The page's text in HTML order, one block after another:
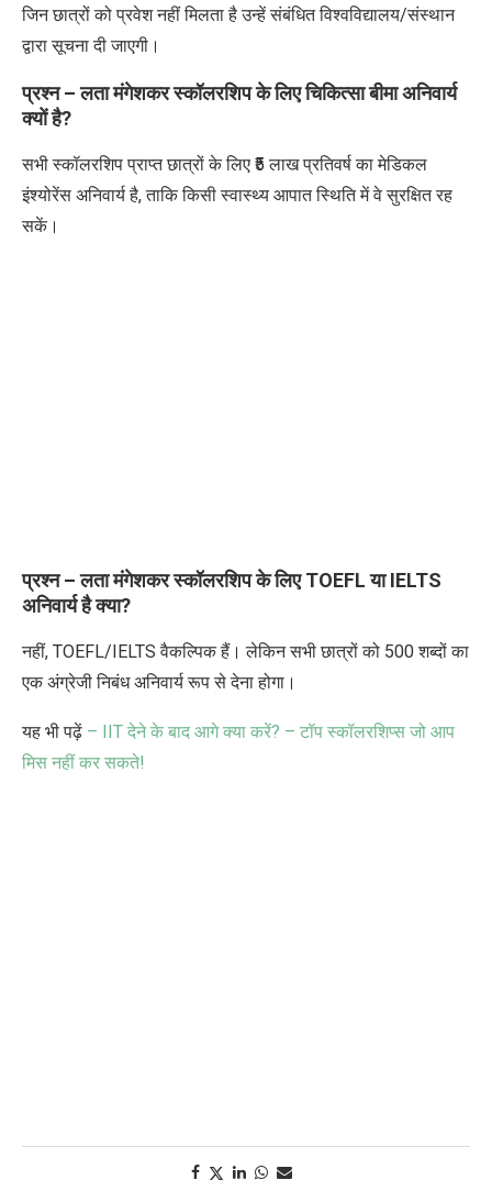
जिन छात्रों को प्रवेश नहीं मिलता है उन्हें संबंधित विश्वविद्यालय/संस्थान
द्वारा सूचना दी जाएगी।
प्रश्न – लता मंगेशकर स्कॉलरशिप के लिए चिकित्सा बीमा अनिवार्य
क्यों है?
सभी स्कॉलरशिप प्राप्त छात्रों के लिए ₹5 लाख प्रतिवर्ष का मेडिकल
इंश्योरेंस अनिवार्य है,ताकि किसी स्वास्थ्य आपात स्थिति में वे सुरक्षित रह
सकें।
प्रश्न – लता मंगेशकर स्कॉलरशिप के लिएTOEFLयाIELTS
अनिवार्य है क्या?
नहीं, TOEFL/IELTSवैकल्पिक हैं। लेकिन सभी छात्रों को 500शब्दों का
एक अंग्रेजी निबंध अनिवार्य रूप से देना होगा।
यह भी पढ़ें – IIT देने के बाद आगे क्या करें? – टॉप स्कॉलरशिप्स जो आप
मिस नहीं कर सकते!